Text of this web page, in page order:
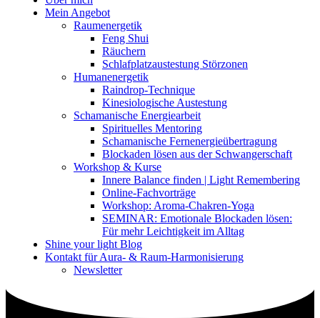
Mein Angebot
Raumenergetik
Feng Shui
Räuchern
Schlafplatzaustestung Störzonen
Humanenergetik
Raindrop-Technique
Kinesiologische Austestung
Schamanische Energiearbeit
Spirituelles Mentoring
Schamanische Fernenergieübertragung
Blockaden lösen aus der Schwangerschaft
Workshop & Kurse
Innere Balance finden | Light Remembering
Online-Fachvorträge
Workshop: Aroma-Chakren-Yoga
SEMINAR: Emotionale Blockaden lösen:
Für mehr Leichtigkeit im Alltag
Shine your light Blog
Kontakt für Aura- & Raum-Harmonisierung
Newsletter